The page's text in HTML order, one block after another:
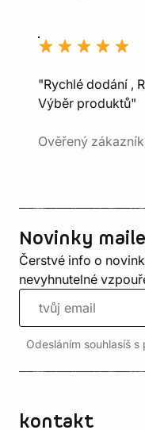
"Rychlé dodání ,
Výběr produktů"
Ověřený
Novinky
Čerstvé info o
nevyhnutelné
Odesláním souhlasíš
kontakt